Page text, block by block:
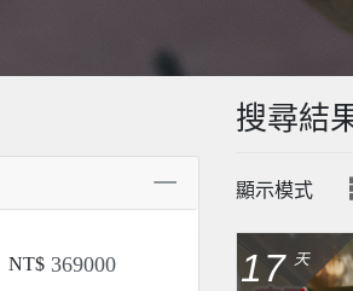
NT$
搜尋結
顯示模式
17 天